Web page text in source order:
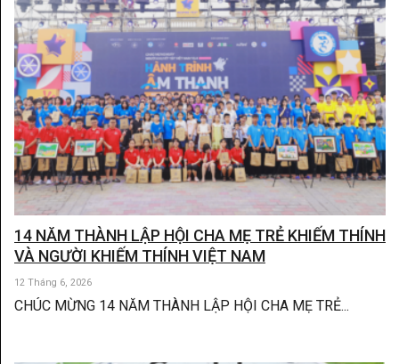
14 NĂM THÀNH LẬP HỘI CHA MẸ TRẺ KHIẾM THÍNH
VÀ NGƯỜI KHIẾM THÍNH VIỆT NAM
12 Tháng 6, 2026
CHÚC MỪNG 14 NĂM THÀNH LẬP HỘI CHA MẸ TRẺ...